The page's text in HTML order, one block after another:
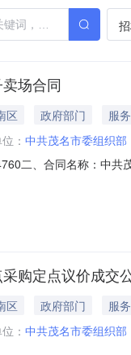
场合同
区 政府部门
服务
： 中共茂名市委组织部
二、合同名称：中
北路2号1205房联系方
购定点议价成交
区 政府部门
服务
： 中共茂名市委组织部